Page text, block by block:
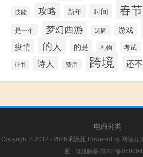
技能 攻略 新年 时间 春节
是一个 梦幻西游 汤圆 游戏
疫情 的人 的是 礼物 考试
证书 诗人 费用 跨境 还不
电商分类
Copyright © 2012 - 2026 利为汇 Powered by 网站分
图 | 疑难解答 陕ICP备